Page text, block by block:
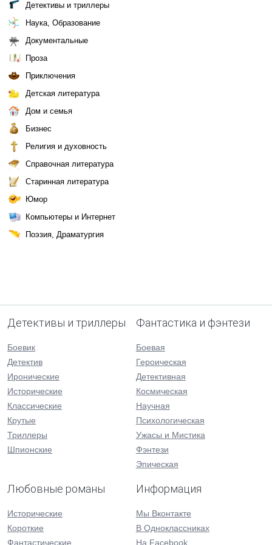
Детективы и триллеры
Наука, Образование
Документальные
Проза
Приключения
Детская литература
Дом и семья
Бизнес
Религия и духовность
Справочная литература
Старинная литература
Юмор
Компьютеры и Интернет
Поэзия, Драматургия
Детективы и триллеры
Боевик
Детектив
Иронические
Исторические
Классические
Крутые
Триллеры
Шпионские
Фантастика и фэнтези
Боевая
Героическая
Детективная
Космическая
Научная
Психологическая
Ужасы и Мистика
Фэнтези
Эпическая
Любовные романы
Исторические
Короткие
Фантастические
Информация
Мы Вконтакте
В Одноклассниках
На Facebook